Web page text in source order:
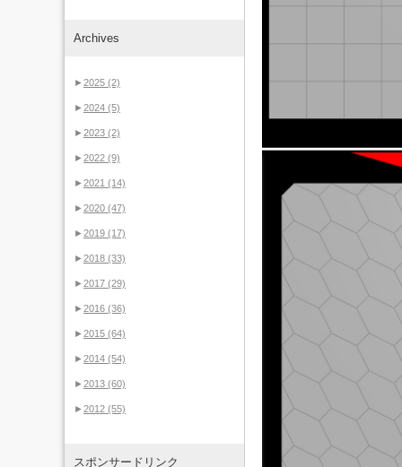
Archives
►2025 (2)
►2024 (5)
►2023 (2)
►2022 (9)
►2021 (14)
►2020 (47)
►2019 (17)
►2018 (33)
►2017 (29)
►2016 (36)
►2015 (64)
►2014 (54)
►2013 (60)
►2012 (55)
スポンサードリンク